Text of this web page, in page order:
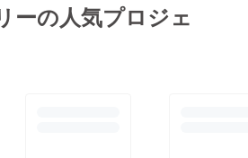
た資金は
ていま
ーの人気プロジェ